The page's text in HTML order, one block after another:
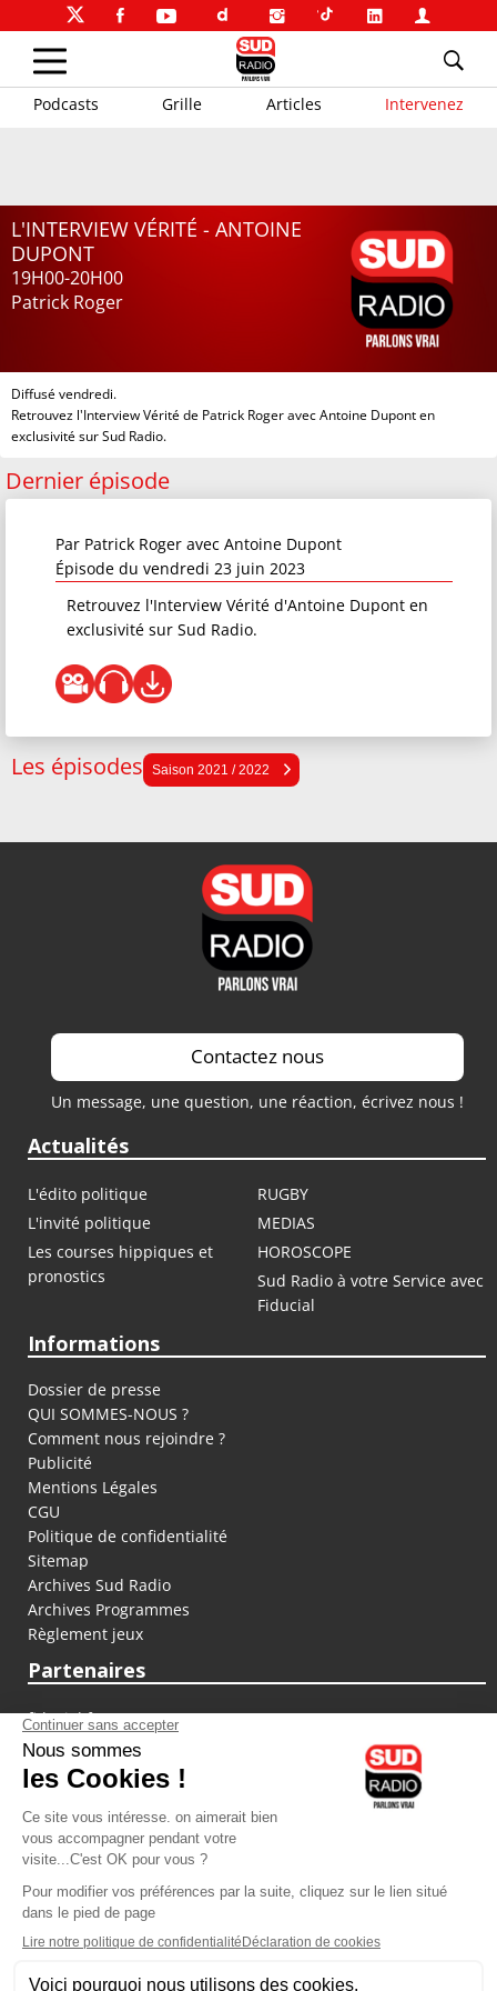
Podcasts Grille Articles Intervenez
L'INTERVIEW VÉRITÉ - ANTOINE
DUPONT
19H00-20H00
Patrick Roger
Diffusé vendredi.
Retrouvez l'Interview Vérité de Patrick Roger avec Antoine Dupont en
exclusivité sur Sud Radio.
Dernier épisode
Par Patrick Roger avec Antoine Dupont
Épisode du vendredi 23 juin 2023
Retrouvez l'Interview Vérité d'Antoine Dupont en
exclusivité sur Sud Radio.
Les épisodes Saison 2021 / 2022
Saison 2023 / 2024
Contactez nous
Un message, une question, une réaction, écrivez nous !
Actualités
L'édito politique
RUGBY
L'invité politique
MEDIAS
Les courses hippiques et
pronostics
HOROSCOPE
Sud Radio à votre Service avec
Fiducial
Informations
Dossier de presse
QUI SOMMES-NOUS ?
Comment nous rejoindre ?
Publicité
Mentions Légales
CGU
Politique de confidentialité
Sitemap
Archives Sud Radio
Archives Programmes
Règlement jeux
Partenaires
fiducial.fr
lyoncapitale.fr
olympique-et-lyonnais.com
L'application Iphone / Android
Téléchargez l'application
Les cookies
Gestion des cookies